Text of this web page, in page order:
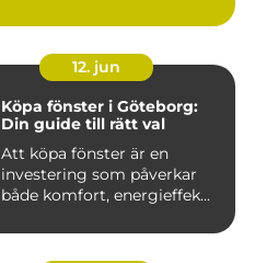
12. jun
Köpa fönster i Göteborg:
Din guide till rätt val
Att köpa fönster är en
investering som påverkar
både komfort, energieffek...